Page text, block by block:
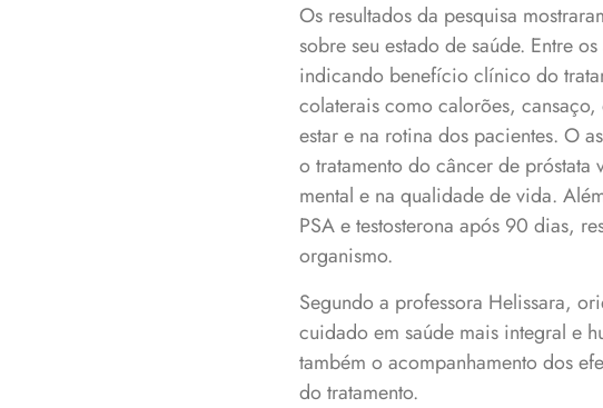
Os resultados da pesquisa
sobre seu estado de saúde. Entre
indicando benefício clínico do
colaterais como calorões,
estar e na rotina dos pacientes. O
o tratamento do câncer de
mental e na qualidade de vida.
PSA e testosterona após 90 dias,
organismo.
Segundo a professora Helissara,
cuidado em saúde mais integral e
também o acompanhamento dos
do tratamento.